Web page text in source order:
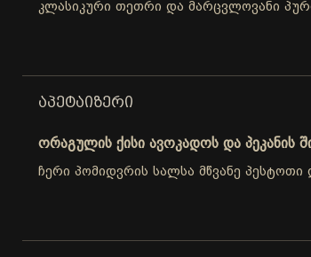
კლასიკური თეთრი და მარცვლოვანი
ᲐᲞᲔᲢᲐᲘᲖᲔᲠᲘ
ორაგულის ქისი ავოკადოს და პეკანის
ჩერი პომიდვრის სალსა მწვანე პესტოთი